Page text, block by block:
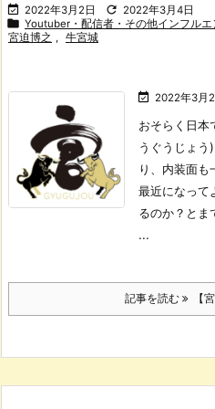
 2022年3月2日  2022年3月4日
 Youtuber・配信者・その他インフルエ
宮迫博之 , 牛宮城
 2022年3月
おそらく日本
うぐうじょう)
り、内装面も
最近になって
るのか？とま
...
記事を読む 【宮